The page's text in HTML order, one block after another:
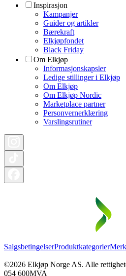
Inspirasjon
Kampanjer
Guider og artikler
Bærekraft
Elkjøpfondet
Black Friday
Om Elkjøp
Informasjonskapsler
Ledige stillinger i Elkjøp
Om Elkjøp
Om Elkjøp Nordic
Marketplace partner
Personvernerklæring
Varslingsrutiner
SalgsbetingelserProduktkategorier
©2026 Elkjøp Norge AS. Alle
054 600MVA